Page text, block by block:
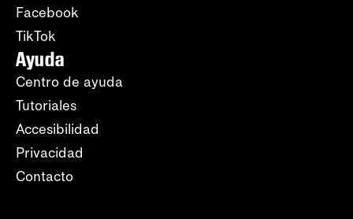
Facebook
TikTok
Ayuda
Centro de ayuda
Tutoriales
Accesibilidad
Privacidad
Contacto